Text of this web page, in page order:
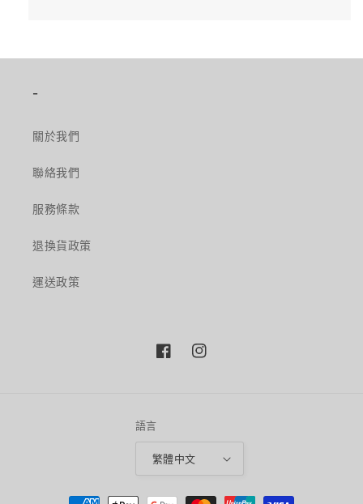
-
關於我們
聯絡我們
服務條款
退換貨政策
運送政策
FacebookInstagram
語言
繁體中文
付